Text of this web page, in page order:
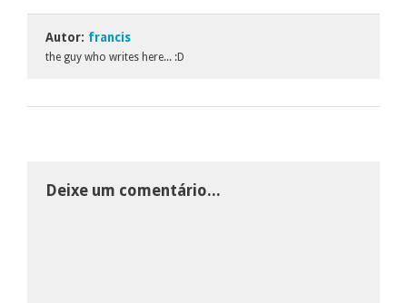
Autor: francis
the guy who writes here... :D
Deixe um comentário...